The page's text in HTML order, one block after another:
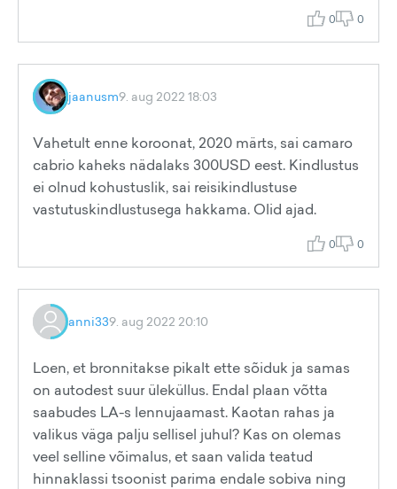
0 0
jaanusm9. aug 2022 18:03
Vahetult enne koroonat, 2020 märts, sai camaro
cabrio kaheks nädalaks 300USD eest. Kindlustus
ei olnud kohustuslik, sai reisikindlustuse
vastutuskindlustusega hakkama. Olid ajad.
0 0
anni339. aug 2022 20:10
Loen, et bronnitakse pikalt ette sõiduk ja samas
on autodest suur üleküllus. Endal plaan võtta
saabudes LA-s lennujaamast. Kaotan rahas ja
valikus väga palju sellisel juhul? Kas on olemas
veel selline võimalus, et saan valida teatud
hinnaklassi tsoonist parima endale sobiva ning